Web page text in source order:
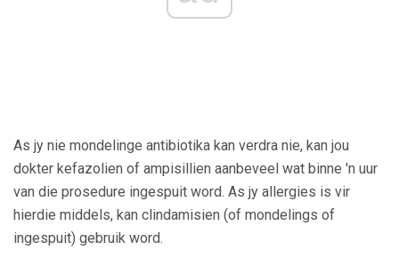
As jy nie mondelinge antibiotika kan verdra nie, kan jou
dokter kefazolien of ampisillien aanbeveel wat binne 'n uur
van die prosedure ingespuit word. As jy allergies is vir
hierdie middels, kan clindamisien (of mondelings of
ingespuit) gebruik word.